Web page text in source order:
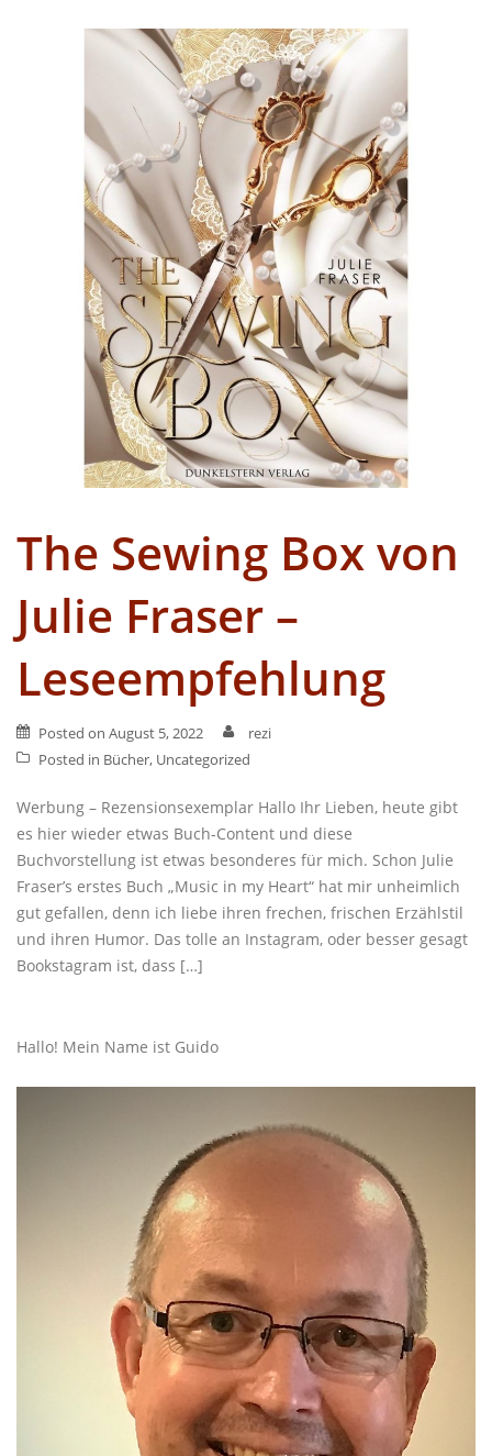
The Sewing Box von
Julie Fraser –
Leseempfehlung
Posted on August 5, 2022
rezi
Posted in Bücher, Uncategorized
Werbung – Rezensionsexemplar Hallo Ihr Lieben, heute gibt
es hier wieder etwas Buch-Content und diese
Buchvorstellung ist etwas besonderes für mich. Schon Julie
Fraser’s erstes Buch „Music in my Heart“ hat mir unheimlich
gut gefallen, denn ich liebe ihren frechen, frischen Erzählstil
und ihren Humor. Das tolle an Instagram, oder besser gesagt
Bookstagram ist, dass […]
Hallo! Mein Name ist Guido